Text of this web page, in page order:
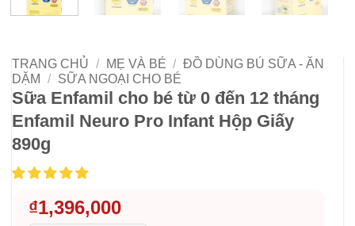
TRANG CHỦ / MẸ VÀ BÉ / ĐỒ DÙNG BÚ SỮA - ĂN
DẶM
/ SỮA NGOẠI CHO BÉ
Sữa Enfamil cho bé từ 0 đến 12 tháng
Enfamil Neuro Pro Infant Hộp Giấy
890g
₫1,396,000